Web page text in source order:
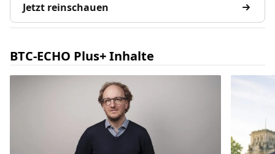
Jetzt reinschauen
BTC-ECHO Plus+ Inhalte